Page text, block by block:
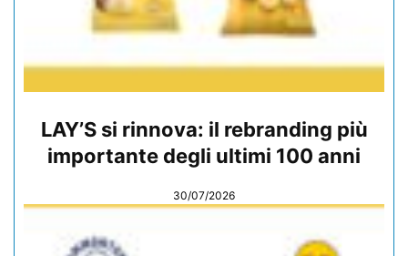
LAY’S si rinnova: il rebranding più
importante degli ultimi 100 anni
30/07/2026